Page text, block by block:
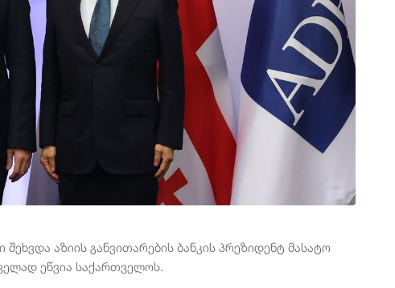
აზიის განვითარების ბანკის პრეზიდენტ მასატო
ეწვია საქართველოს.